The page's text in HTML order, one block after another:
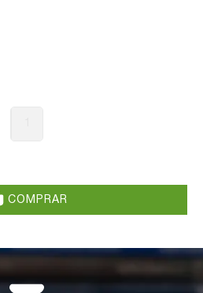
COMPRAR